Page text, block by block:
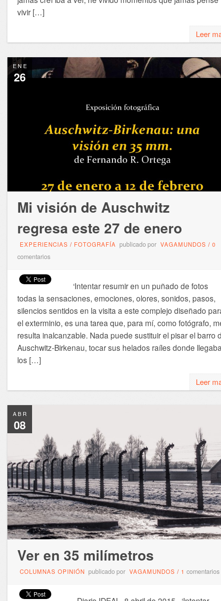
vivir […]
Leer
ENE
26
Mi visión de Auschwitz
regresa este 27 de enero
EXPERIENCIAS / FOTOGRAFÍA publicado por VAGAMUNDOS / 0
comentarios
‘Intentar resumir en un puñado de fotos
todas la sensaciones, emociones, olores, sonidos, pasos,
silencios sentidos en la visita a este complejo diseñado
el exterminio, es una tarea que, para mí, como fotógrafo,
resulta inalcanzable. Nada puede sustituir el pisar el barro
Auschwitz-Birkenau, tocar sus helados raíles donde
los […]
Leer
ABR
08
Ver en 35 milímetros
COLUMNAS OPINIÓN publicado por VAGAMUNDOS / 1 comentarios